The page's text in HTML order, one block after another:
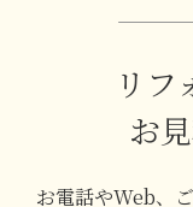
リフ
お
お電話やWeb、